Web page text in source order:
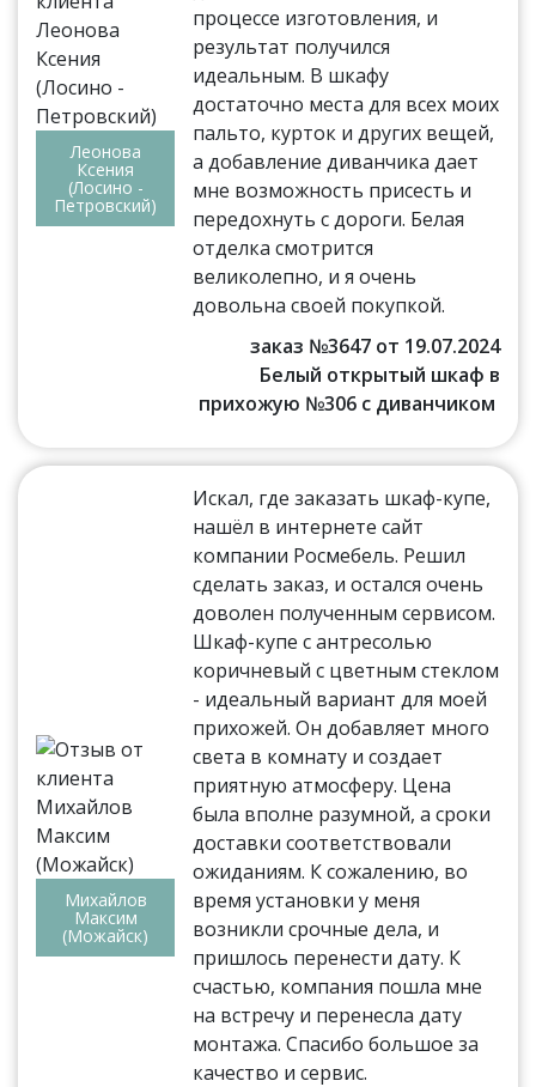
Леонова
Ксения
(Лосино -
Петровский)
процессе изготовления, и
результат получился
идеальным. В шкафу
достаточно места для всех моих
пальто, курток и других вещей,
а добавление диванчика дает
мне возможность присесть и
передохнуть с дороги. Белая
отделка смотрится
великолепно, и я очень
довольна своей покупкой.
заказ №3647 от 19.07.2024
Белый открытый шкаф в
прихожую №306 с диванчиком
Михайлов
Максим
(Можайск)
Искал, где заказать шкаф-купе,
нашёл в интернете сайт
компании Росмебель. Решил
сделать заказ, и остался очень
доволен полученным сервисом.
Шкаф-купе с антресолью
коричневый с цветным стеклом
- идеальный вариант для моей
прихожей. Он добавляет много
света в комнату и создает
приятную атмосферу. Цена
была вполне разумной, а сроки
доставки соответствовали
ожиданиям. К сожалению, во
время установки у меня
возникли срочные дела, и
пришлось перенести дату. К
счастью, компания пошла мне
на встречу и перенесла дату
монтажа. Спасибо большое за
качество и сервис.